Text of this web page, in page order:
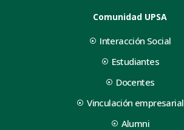
Comunidad UPSA
Interacción Social
Estudiantes
Docentes
Vinculación empresarial
Alumni